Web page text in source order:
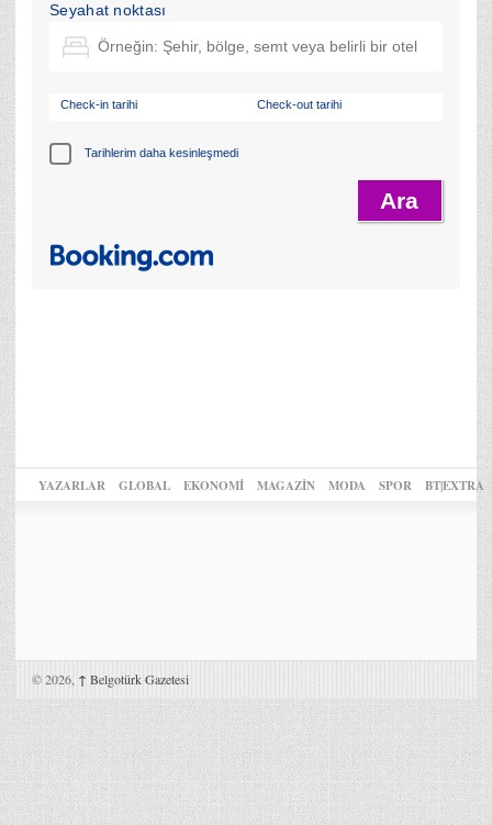
Seyahat noktası
Check-in tarihi Check-out tarihi
Tarihlerim daha kesinleşmedi
YAZARLAR GLOBAL EKONOMİ MAGAZİN MODA SPOR BT|EXTRA
© 2026, ↑ Belgotürk Gazetesi